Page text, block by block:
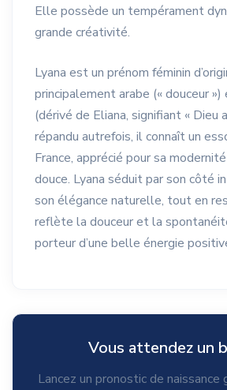
Elle possède un tempérament
grande créativité.
Lyana est un prénom féminin
principalement arabe (« douceur
(dérivé de Eliana, signifiant « Dieu
répandu autrefois, il connaît un
France, apprécié pour sa
douce. Lyana séduit par son côté
son élégance naturelle, tout en
reflète la douceur et la
porteur d’une belle énergie
Vous attendez un
Lancez un pronostic de